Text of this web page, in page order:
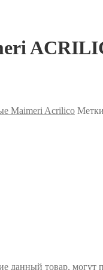
Maimeri Acrilico
данный товар, могут